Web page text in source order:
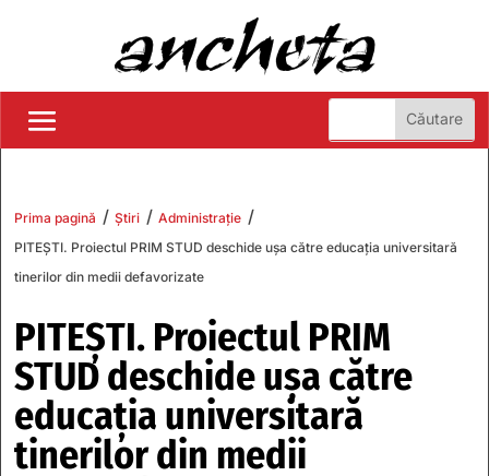
Prima pagină / Știri / Administrație /
PITEȘTI. Proiectul PRIM STUD deschide ușa către educația universitară
tinerilor din medii defavorizate
PITEȘTI. Proiectul PRIM
STUD deschide ușa către
educația universitară
tinerilor din medii